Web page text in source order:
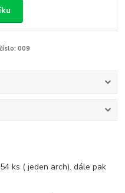
009
ks ( jeden arch). dále pak